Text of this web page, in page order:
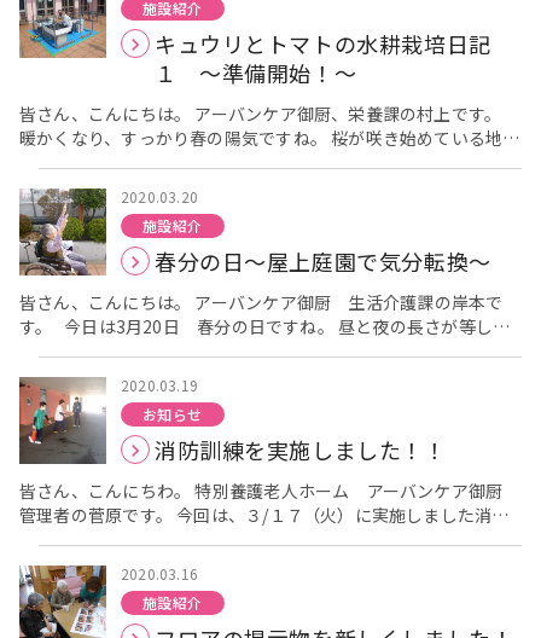
あ、ご飯までにパパっとお風呂に入って来なくちゃいけない
ね！」 と笑顔を見せてくださる方もいらっしゃる程です。 ア
ーバンケア御厨では、全て個室対応ですが、お食事は、原則共有
スペースにて召し上がって頂いています。 他の利用者様と談笑さ
れながら、和やかに召し上がって、家庭での食事風景を目指して
います。
のですが、今年は残念ながら出来ません。 ですが、毎年綺麗な桜
を見ることを楽しみにされている方も大勢いらっしゃいますの
で、少しでもお花見の気分を感じてもらえたらと、フロアを手作
りの桜の飾りでいっぱいにしようと企画しました！ 折り紙だけ
でなく、可愛いらしい千代紙や、お花紙で数日前から少しずつ
様々な桜を作り、準備してきました。 また、桜のイラストを切
り取ってラミネート加工して、大きな窓にも貼り、満開の桜を演
出しました。 当日は、入居者様と一緒にフロアを飾りました。
テグスに桜を貼る作業や、 窓にラミネートした桜を貼る作業
に参加して頂きました。 今年はこの桜の下で、お花見弁当
を召し上がって頂けたらと企画していますので、後日その様子を
またお伝え致します。
施設紹介
キュウリとトマトの水耕栽培日記
１ ～準備開始！～
皆さん、こんにちは。 アーバンケア御厨、栄養課の村上です。
暖かくなり、すっかり春の陽気ですね。 桜が咲き始めている地域
もあるのではないでしょうか？ そんな中、アーバンケア御厨で
は、暖冬という事もあり、例年より早めに水耕栽培の準備に取り
掛かっています。 水耕栽培とは、土を使わず、日光と水と液体
肥料（養液）のみで野菜や植物を育てる方法のことで、溶液栽
培、ハイドロカルチャーとも言います。 土を使う「土耕栽培」
は、「よい畑つくり」「よい土つくり」のために沢山の経験と多
くの労力が必要であり、天候や季節にも左右されますが、「水耕
栽培」は植物の根の部分を栄養が入った水(養液）に浸すこと
で、必要な水、養分と酸素を根から吸収させる為、健康的な無農
薬植物が育ち、季節に関係なく計画的な栽培ができます
ーバンケア御厨では、実りが多くなるよう、より豊富な日光が期
待できる春から夏にかけて毎年取り組んでおり、今年で10年目で
す。 （去年の収穫の様子は、こちらからご覧いただけます。）
始めます。 工具を使って、きっちりと組み立てるのは、大変な作
業ですが、さすが10年目！ 慣れた様子で、進めていました！ き
ちんと水が流れるようにホースも繋いで、作業は終了です。 今
年も、沢山実ることを利用者様と楽しみにしています。
2020.03.20
施設紹介
春分の日～屋上庭園で気分転換～
皆さん、こんにちは。 アーバンケア御厨 生活介護課の岸本で
す。 今日は3月20日 春分の日ですね。 昼と夜の長さが等しく
なる日と言われています。 実際は昼の方が少し長いようです
また、昭和23年に公布・施工された国民の祝日のひとつで“自然
をたたえ、生物をいつくしむ”ことを趣旨としているそうです。
良い気候になりましたが、今年は新型コロナウイルス感染症の
影響で外出や行事が中止・延期になっています。 少しでも気分転
換になればと、暖かい日を選んで屋上庭園への短時間のお散歩を
楽しんで頂きました。 草花に触れられたり、伸びをされたり、
日光浴を楽しまれたりと、久しぶりにリフレッシュされていまし
た。 「暖かくなったね！」「久しぶりの外は気持ちが良いね」そ
んな声が飛び交っていました。 「ここからもキレイな花が見え
るよ」と、窓から見えるお庭を眺めておられる方もいらっしゃい
ました。 沈丁花・・・香り高い花を咲かせる春の樹木です 馬
2020.03.19
お知らせ
消防訓練を実施しました！！
皆さん、こんにちわ。 特別養護老人ホーム アーバンケア御厨
管理者の菅原です。 今回は、３/１７（火）に実施しました消防
訓練の様子をお伝えします。 当日は１０時から消防訓練を行う予
定でした。 ９時半頃にブー！！と１階 事務所にある火災受信機
が発報しました。 火災受信機を確認すると、「発電機運転」ラン
プが点灯しており、それと同時に施設内の電気が消えました。
2020.03.16
施設紹介